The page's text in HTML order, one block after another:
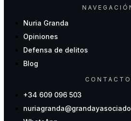
Nuria Granda
Opiniones
Defensa de delitos
Blog
CONTACTO
+34 609 096 503